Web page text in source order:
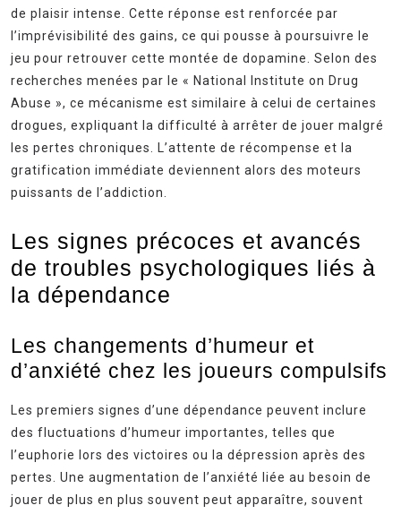
de plaisir intense. Cette réponse est renforcée par
l’imprévisibilité des gains, ce qui pousse à poursuivre le
jeu pour retrouver cette montée de dopamine. Selon des
recherches menées par le « National Institute on Drug
Abuse », ce mécanisme est similaire à celui de certaines
drogues, expliquant la difficulté à arrêter de jouer malgré
les pertes chroniques. L’attente de récompense et la
gratification immédiate deviennent alors des moteurs
puissants de l’addiction.
Les signes précoces et avancés
de troubles psychologiques liés à
la dépendance
Les changements d’humeur et
d’anxiété chez les joueurs compulsifs
Les premiers signes d’une dépendance peuvent inclure
des fluctuations d’humeur importantes, telles que
l’euphorie lors des victoires ou la dépression après des
pertes. Une augmentation de l’anxiété liée au besoin de
jouer de plus en plus souvent peut apparaître, souvent